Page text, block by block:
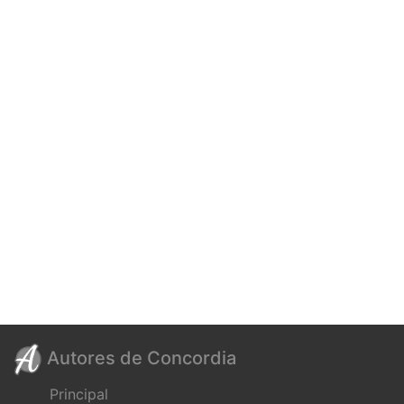
Autores de Concordia
Principal